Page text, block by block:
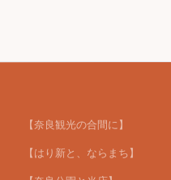
【奈良観光の合間に】
【はり新と、ならまち】